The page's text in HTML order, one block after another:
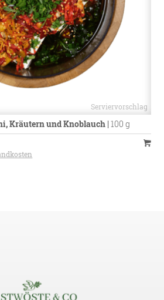
Kräutern und Knoblauch |100 g